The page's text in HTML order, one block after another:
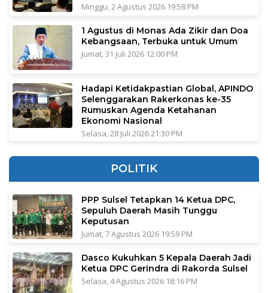
Minggu, 2 Agustus 2026 19:58 PM
1 Agustus di Monas Ada Zikir dan Doa
Kebangsaan, Terbuka untuk Umum
Jumat, 31 Juli 2026 12:00 PM
Hadapi Ketidakpastian Global, APINDO
Selenggarakan Rakerkonas ke-35
Rumuskan Agenda Ketahanan
Ekonomi Nasional
Selasa, 28 Juli 2026 21:30 PM
POLITIK
PPP Sulsel Tetapkan 14 Ketua DPC,
Sepuluh Daerah Masih Tunggu
Keputusan
Jumat, 7 Agustus 2026 19:59 PM
Dasco Kukuhkan 5 Kepala Daerah Jadi
Ketua DPC Gerindra di Rakorda Sulsel
Selasa, 4 Agustus 2026 18:16 PM